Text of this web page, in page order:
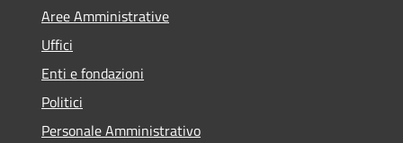
Aree Amministrative
Uffici
Enti e fondazioni
Politici
Personale Amministrativo